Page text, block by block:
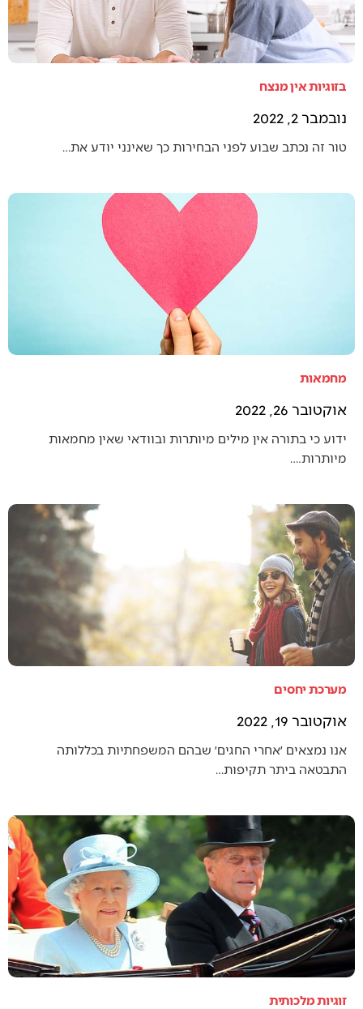
בזוגיות אין מנצח
נובמבר 2, 2022
טור זה נכתב שבוע לפני הבחירות כך שאינני יודע את…
מחמאות
אוקטובר 26, 2022
ידוע כי בתורה אין מילים מיותרות ובוודאי שאין מחמאות
מיותרות.…
מערכת יחסים
אוקטובר 19, 2022
אנו נמצאים ׳אחרי החגים׳ שבהם המשפחתיות בכללותה
התבטאה ביתר תקיפות…
זוגיות מלכותית